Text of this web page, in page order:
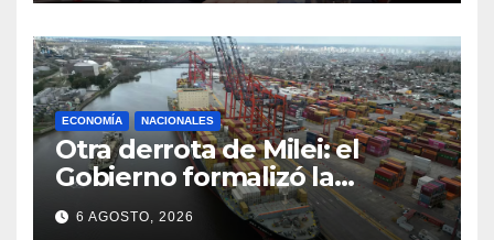
ECONOMÍA NACIONALES
Otra derrota de Milei: el
Gobierno formalizó la
marcha atrás con la
desregulación del practicaje
6 AGOSTO, 2026